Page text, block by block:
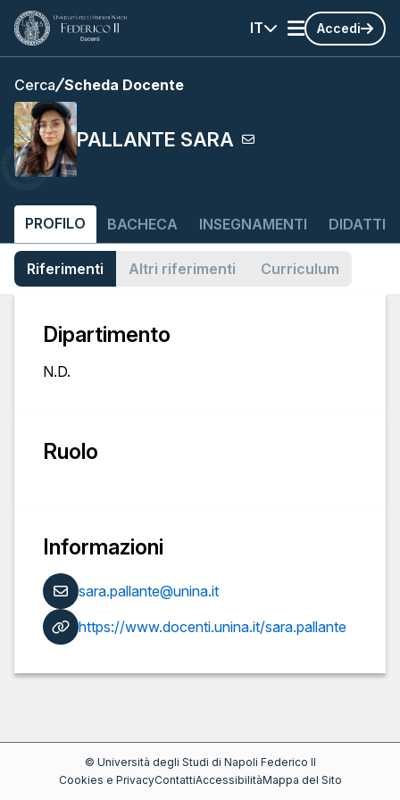
IT Accedi
Cerca Scheda Docente
PALLANTE SARA
PROFILO BACHECA INSEGNAMENTI
Riferimenti Altri riferimenti Curriculum
Dipartimento
N.D.
Ruolo
Informazioni
sara.pallante@unina.it
https://www.docenti.unina.it/sara.pallante
© Università degli Studi di Napoli Federico II
Cookies e PrivacyContattiAccessibilitàMappa del Sito